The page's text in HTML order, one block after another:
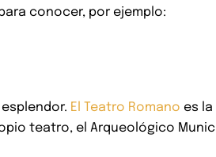
conocer, por ejemplo:
El Teatro Romano es
teatro, el Arqueológico